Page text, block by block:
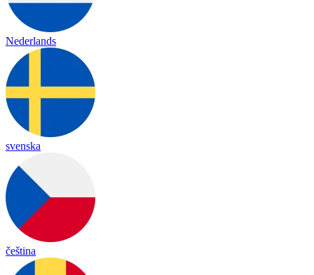
Nederlands
svenska
čeština